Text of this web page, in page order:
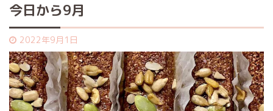
今日から9月
2022年9月1日